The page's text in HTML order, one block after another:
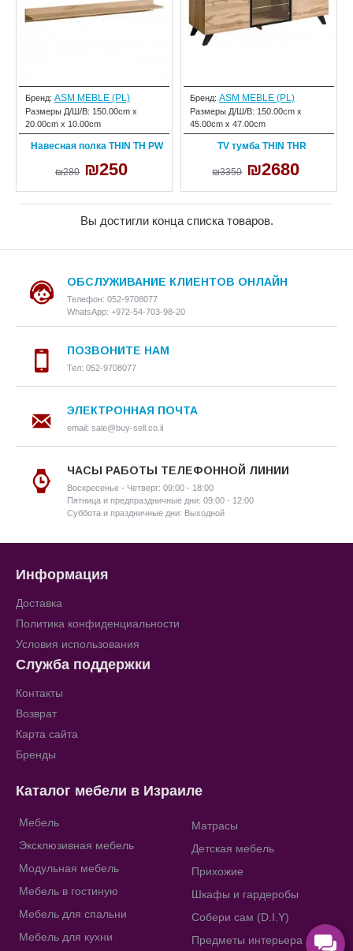
Бренд: ASM MEBLE (PL)
Размеры Д/Ш/В: 150.00cm x
20.00cm x 10.00cm
Навесная полка THIN TH PW
₪280 ₪250
Бренд: ASM MEBLE (PL)
Размеры Д/Ш/В: 150.00cm x
45.00cm x 47.00cm
TV тумба THIN THR
₪3350 ₪2680
Вы достигли конца списка товаров.
ОБСЛУЖИВАНИЕ КЛИЕНТОВ ОНЛАЙН
Телефон: 052-9708077
WhatsApp: +972-54-703-98-20
ПОЗВОНИТЕ НАМ
Тел: 052-9708077
ЭЛЕКТРОННАЯ ПОЧТА
email: sale@buy-sell.co.il
ЧАСЫ РАБОТЫ ТЕЛЕФОННОЙ ЛИНИИ
Воскресенье - Четверг: 09:00 - 18:00
Пятница и предпраздничные дни: 09:00 - 12:00
Суббота и праздничные дни: Выходной
Информация
Доставка
Политика конфиденциальности
Условия использования
Служба поддержки
Контакты
Возврат
Карта сайта
Бренды
Каталог мебели в Израиле
Мебель
Эксклюзивная мебель
Модульная мебель
Мебель в гостиную
Мебель для спальни
Мебель для кухни
Матрасы
Детская мебель
Прихожие
Шкафы и гардеробы
Собери сам (D.I.Y)
Предметы интерьера